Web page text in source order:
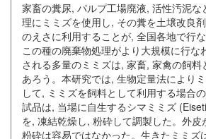
家畜の糞尿, パルプ工場廃液, 活性汚泥
理にミミズを使用し, その糞を土壌改良
のえさに利用することが, 全国各地で行
この種の廃棄物処理がより大規模に行な
される多量のミミズは, 家畜, 家禽の飼
あろう。本研究では, 生物定量法により
して, ミミズを飼料として利用する場合
試品は, 当場に自生するシマミミズ
を, 凍結乾燥し, 粉砕して調製した。外
粉砕は容易ではなかった。生きたミミズ